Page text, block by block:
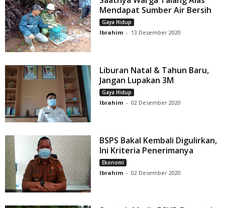
Mendapat Sumber Air Bersih
Gaya Hidup
Ibrahim - 13 Desember 2020
Liburan Natal & Tahun Baru,
Jangan Lupakan 3M
Gaya Hidup
Ibrahim - 02 Desember 2020
BSPS Bakal Kembali Digulirkan,
Ini Kriteria Penerimanya
Ekonomi
Ibrahim - 02 Desember 2020